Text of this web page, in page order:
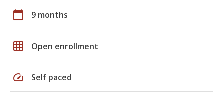
calendar_today 9 months
grid_on Open enrollment
speed Self paced